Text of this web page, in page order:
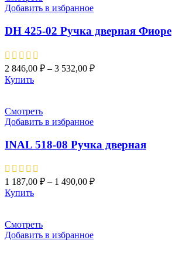
Добавить в избранное
DH 425-02 Ручка дверная Фиоре
2 846,00 ₽ – 3 532,00 ₽
Купить
Смотреть
Добавить в избранное
INAL 518-08 Pучка дверная
1 187,00 ₽ – 1 490,00 ₽
Купить
Смотреть
Добавить в избранное